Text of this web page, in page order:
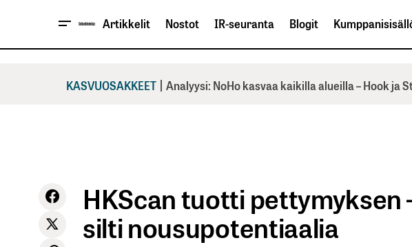
Artikkelit Nostot IR-seuranta Blogit
KASVUOSAKKEET | Analyysi: NoHo kasvaa kaikilla alueilla – Hook ja
HKScan tuotti pettymyksen
silti nousupotentiaalia